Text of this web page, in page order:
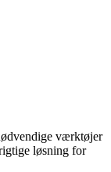
værktøjer
løsning for